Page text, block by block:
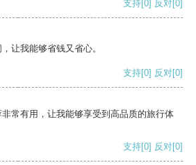
支持[0] 反对[0]
让我能够省钱又省心。
支持[0] 反对[0]
常有用，让我能够享受到高品质的旅行体
支持[0] 反对[0]